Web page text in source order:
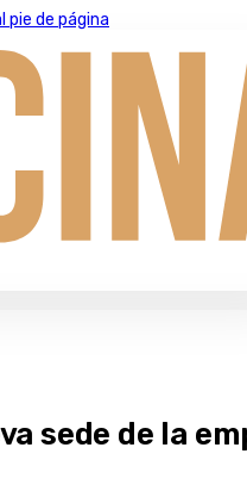
pie de página
sede de la